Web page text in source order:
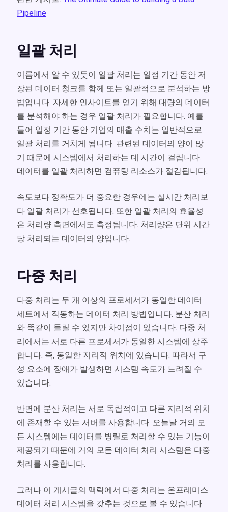
Pipeline
일괄 처리
이름에서 알 수 있듯이 일괄 처리는 일정 기간 동안 저
장된 데이터 청크를 함께 또는 일괄적으로 분석하는 방
법입니다. 자세한 인사이트를 얻기 위해 대량의 데이터
를 분석해야 하는 경우 일괄 처리가 필요합니다. 예를
들어 일정 기간 동안 기업의 매출 수치는 일반적으로
일괄 처리를 거치게 됩니다. 관련된 데이터의 양이 많
기 때문에 시스템에서 처리하는 데 시간이 걸립니다.
데이터를 일괄 처리하면 컴퓨팅 리소스가 절감됩니다.
속도보다 정확도가 더 중요한 경우에는 실시간 처리보
다 일괄 처리가 선호됩니다. 또한 일괄 처리의 효율성
은 처리량 측면에서도 측정됩니다. 처리량은 단위 시간
당 처리되는 데이터의 양입니다.
다중 처리
다중 처리는 두 개 이상의 프로세서가 동일한 데이터
세트에서 작동하는 데이터 처리 방법입니다. 분산 처리
와 똑같이 들릴 수 있지만 차이점이 있습니다. 다중 처
리에서는 서로 다른 프로세서가 동일한 시스템에 상주
합니다. 즉, 동일한 지리적 위치에 있습니다. 따라서 구
성 요소에 장애가 발생하면 시스템 속도가 느려질 수
있습니다.
반면에 분산 처리는 서로 독립적이고 다른 지리적 위치
에 존재할 수 있는 서버를 사용합니다. 오늘날 거의 모
든 시스템에는 데이터를 병렬로 처리할 수 있는 기능이
제공되기 때문에 거의 모든 데이터 처리 시스템은 다중
처리를 사용합니다.
그러나 이 게시글의 맥락에서 다중 처리는 온프레미스
데이터 처리 시스템을 갖추는 것으로 볼 수 있습니다.